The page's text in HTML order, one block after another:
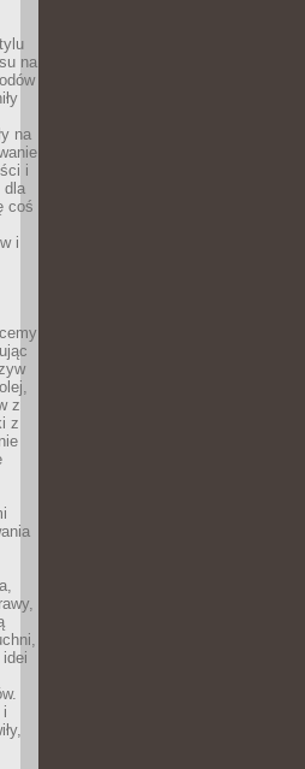
na
na
i
dla
coś
i
z
z
i